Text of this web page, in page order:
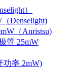
）
Denselight)
（Anristsu)
管 25mW
功率 2mW)